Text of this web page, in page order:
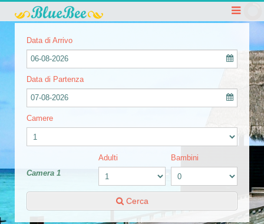
Data di Arrivo
06-08-2026
Data di Partenza
07-08-2026
Camere
Camera 1
Adulti Bambini
Cerca